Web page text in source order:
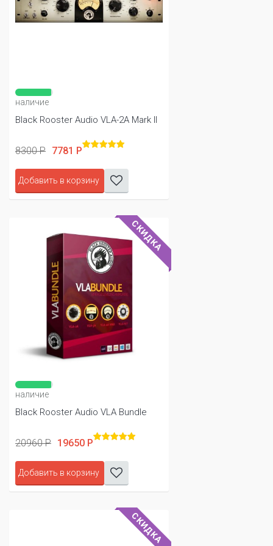
наличие
Black Rooster Audio VLA-2A Mark II
8300 Р 7781 Р
Добавить в корзину
СКИДКА
наличие
Black Rooster Audio VLA Bundle
20960 Р 19650 Р
Добавить в корзину
СКИДКА